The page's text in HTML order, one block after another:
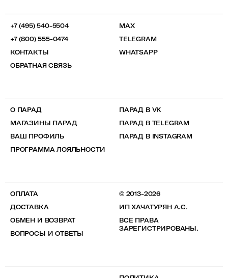
+7 (495) 540-5504
+7 (800) 555-0474
КОНТАКТЫ
ОБРАТНАЯ СВЯЗЬ
MAX
TELEGRAM
WHATSAPP
О ПАРАД
МАГАЗИНЫ ПАРАД
ВАШ ПРОФИЛЬ
ПРОГРАММА ЛОЯЛЬНОСТИ
ПАРАД В VK
ПАРАД В TELEGRAM
ПАРАД В INSTAGRAM
ОПЛАТА
ДОСТАВКА
ОБМЕН И ВОЗВРАТ
ВОПРОСЫ И ОТВЕТЫ
© 2013-2026
ИП ХАЧАТУРЯН А.С.
ВСЕ ПРАВА
ЗАРЕГИСТРИРОВАНЫ.